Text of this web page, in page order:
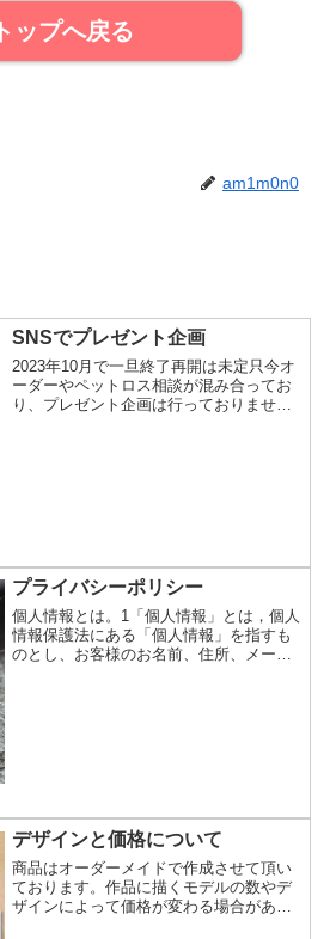
トップへ戻る
am1m0n0
SNSでプレゼント企画
2023年10月で一旦終了再開は未定只今オ
ーダーやペットロス相談が混み合ってお
り、プレゼント企画は行っておりませ
プライバシーポリシー
個人情報とは。1「個人情報」とは，個人
情報保護法にある「個人情報」を指すも
のとし、お客様のお名前、住所、メール
デザインと価格について
商品はオーダーメイドで作成させて頂い
ております。作品に描くモデルの数やデ
ザインによって価格が変わる場合があり